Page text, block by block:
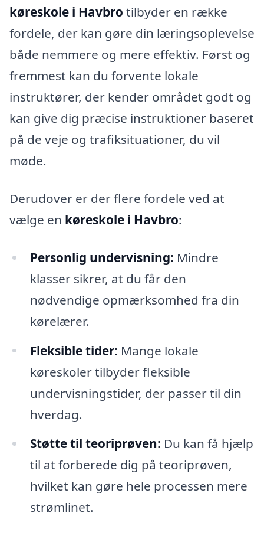
køreskole i Havbro tilbyder en række
fordele, der kan gøre din læringsoplevelse
både nemmere og mere effektiv. Først og
fremmest kan du forvente lokale
instruktører, der kender området godt og
kan give dig præcise instruktioner baseret
på de veje og trafiksituationer, du vil
møde.
Derudover er der flere fordele ved at
vælge en køreskole i Havbro:
Personlig undervisning: Mindre
klasser sikrer, at du får den
nødvendige opmærksomhed fra din
kørelærer.
Fleksible tider: Mange lokale
køreskoler tilbyder fleksible
undervisningstider, der passer til din
hverdag.
Støtte til teoriprøven: Du kan få hjælp
til at forberede dig på teoriprøven,
hvilket kan gøre hele processen mere
strømlinet.